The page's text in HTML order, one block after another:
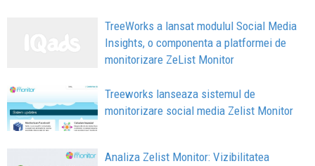
TreeWorks a lansat modulul Social Media
Insights, o componenta a platformei de
monitorizare ZeList Monitor
Treeworks lanseaza sistemul de
monitorizare social media Zelist Monitor
Analiza Zelist Monitor: Vizibilitatea